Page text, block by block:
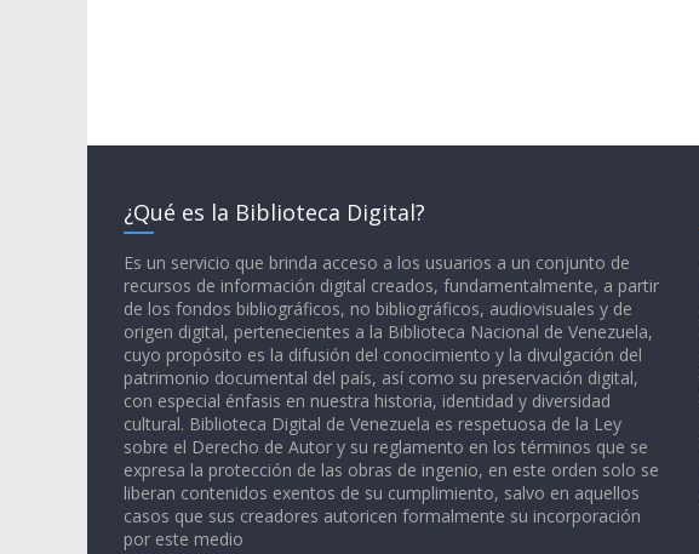
¿Qué es la Biblioteca Digital?
Es un servicio que brinda acceso a los usuarios a un conjunto de
recursos de información digital creados, fundamentalmente, a partir
de los fondos bibliográficos, no bibliográficos, audiovisuales y de
origen digital, pertenecientes a la Biblioteca Nacional de Venezuela,
cuyo propósito es la difusión del conocimiento y la divulgación del
patrimonio documental del país, así como su preservación digital,
con especial énfasis en nuestra historia, identidad y diversidad
cultural. Biblioteca Digital de Venezuela es respetuosa de la Ley
sobre el Derecho de Autor y su reglamento en los términos que se
expresa la protección de las obras de ingenio, en este orden solo se
liberan contenidos exentos de su cumplimiento, salvo en aquellos
casos que sus creadores autoricen formalmente su incorporación
por este medio